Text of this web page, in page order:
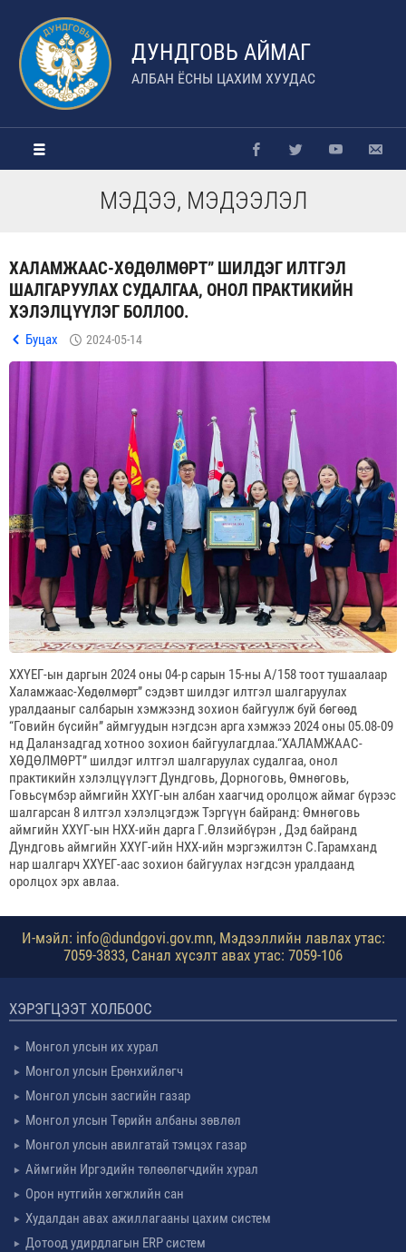
ДУНДГОВЬ АЙМАГ
АЛБАН ЁСНЫ ЦАХИМ ХУУДАС
МЭДЭЭ, МЭДЭЭЛЭЛ
ХАЛАМЖААС-ХӨДӨЛМӨРТ” ШИЛДЭГ ИЛТГЭЛ
ШАЛГАРУУЛАХ СУДАЛГАА, ОНОЛ ПРАКТИКИЙН
ХЭЛЭЛЦҮҮЛЭГ БОЛЛОО.
Буцах 2024-05-14
ХХҮЕГ-ын даргын 2024 оны 04-р сарын 15-ны А/158 тоот тушаалаар
Халамжаас-Хөдөлмөрт” сэдэвт шилдэг илтгэл шалгаруулах
уралдааныг салбарын хэмжээнд зохион байгуулж буй бөгөөд
“Говийн бүсийн” аймгуудын нэгдсэн арга хэмжээ 2024 оны 05.08-09
нд Даланзадгад хотноо зохион байгуулагдлаа.“ХАЛАМЖААС-
ХӨДӨЛМӨРТ” шилдэг илтгэл шалгаруулах судалгаа, онол
практикийн хэлэлцүүлэгт Дундговь, Дорноговь, Өмнөговь,
Говьсүмбэр аймгийн ХХҮГ-ын албан хаагчид оролцож аймаг бүрээс
шалгарсан 8 илтгэл хэлэлцэгдэж Тэргүүн байранд: Өмнөговь
аймгийн ХХҮГ-ын НХХ-ийн дарга Г.Өлзийбүрэн , Дэд байранд
Дундговь аймгийн ХХҮГ-ийн НХХ-ийн мэргэжилтэн С.Гарамханд
нар шалгарч ХХҮЕГ-аас зохион байгуулах нэгдсэн уралдаанд
оролцох эрх авлаа.
И-мэйл: info@dundgovi.gov.mn, Мэдээллийн лавлах утас:
7059-3833, Санал хүсэлт авах утас: 7059-106
ХЭРЭГЦЭЭТ ХОЛБООС
Монгол улсын их хурал
Монгол улсын Ерөнхийлөгч
Монгол улсын засгийн газар
Монгол улсын Төрийн албаны зөвлөл
Монгол улсын авилгатай тэмцэх газар
Аймгийн Иргэдийн төлөөлөгчдийн хурал
Орон нутгийн хөгжлийн сан
Худалдан авах ажиллагааны цахим систем
Дотоод удирдлагын ERP систем